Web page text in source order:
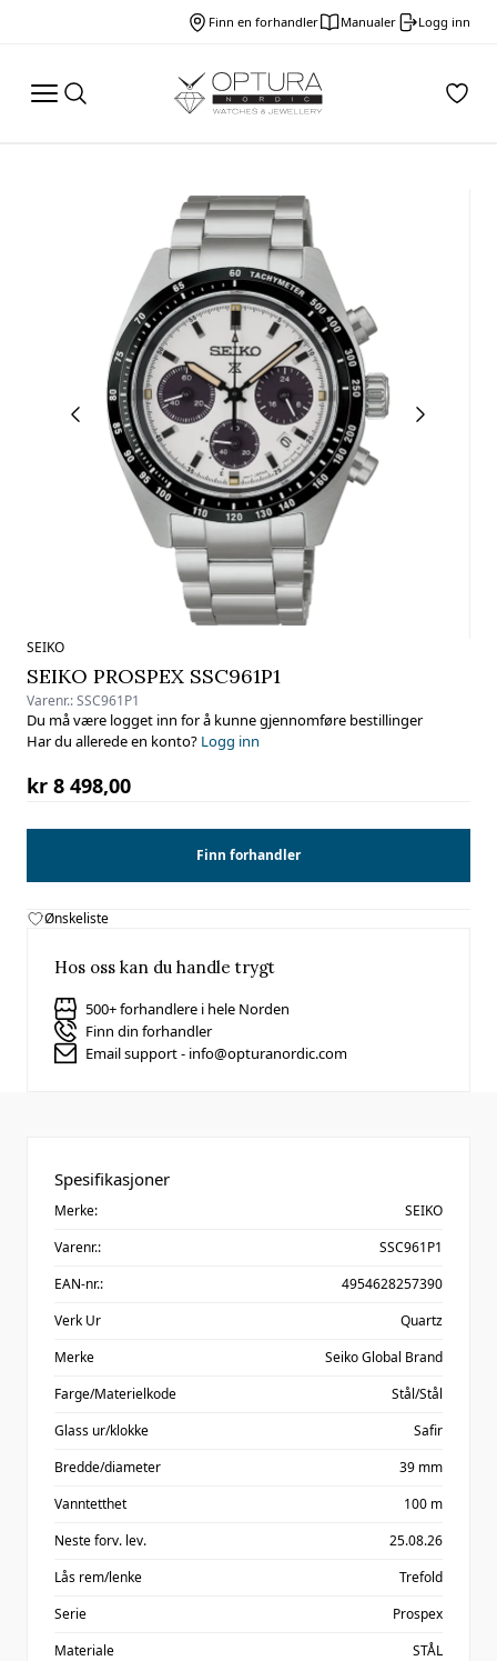
Finn en forhandler Manualer Logg inn
SEIKO
SEIKO PROSPEX SSC961P1
Varenr.:SSC961P1
Du må være logget inn for å kunne gjennomføre bestillinger
Har du allerede en konto? Logg inn
kr 8 498,00
Finn forhandler
Ønskeliste
Hos oss kan du handle trygt
500+ forhandlere i hele Norden
Finn din forhandler
Email support - info@opturanordic.com
Spesifikasjoner
Merke:
SEIKO
Varenr.:
SSC961P1
EAN-nr.:
4954628257390
Verk Ur
Quartz
Merke
Seiko Global Brand
Farge/Materielkode
Stål/Stål
Glass ur/klokke
Safir
Bredde/diameter
39 mm
Vanntetthet
100 m
Neste forv. lev.
25.08.26
Lås rem/lenke
Trefold
Serie
Prospex
Materiale
STÅL